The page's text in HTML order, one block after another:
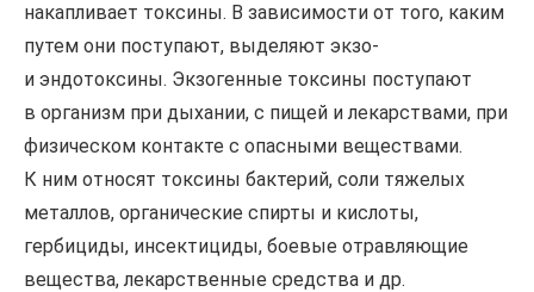
накапливает токсины. В зависимости от того, каким
путем они поступают, выделяют экзо-
и эндотоксины. Экзогенные токсины поступают
в организм при дыхании, с пищей и лекарствами, при
физическом контакте с опасными веществами.
К ним относят токсины бактерий, соли тяжелых
металлов, органические спирты и кислоты,
гербициды, инсектициды, боевые отравляющие
вещества, лекарственные средства и др.